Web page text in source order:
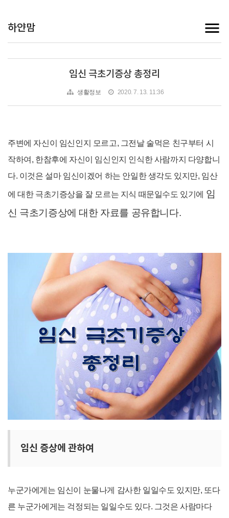
하얀맘
임신 극초기증상 총정리
생활정보 2020. 7. 13. 11:36
주변에 자신이 임신인지 모르고, 그전날 술먹은 친구부터 시
작하여, 한참후에 자신이 임신인지 인식한 사람까지 다양합니
다. 이것은 설마 임신이겠어 하는 안일한 생각도 있지만, 임산
에 대한 극초기증상을 잘 모르는 지식 때문일수도 있기에 임
신 극초기증상에 대한 자료를 공유합니다.
임신 증상에 관하여
누군가에게는 임신이 눈물나게 감사한 일일수도 있지만, 또다
른 누군가에게는 걱정되는 일일수도 있다. 그것은 사람마다